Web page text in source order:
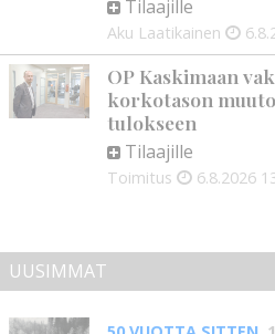
Tilaajille
Aku Laatikainen
OP Kaskimaan
korkotason
tulokseen
Tilaajille
Toimitus 6.8.2026
UUSIMMAT